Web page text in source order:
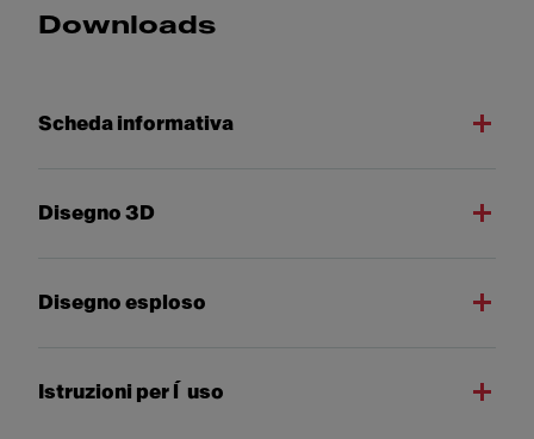
Downloads
Scheda informativa
Disegno 3D
Disegno esploso
Istruzioni per l´uso